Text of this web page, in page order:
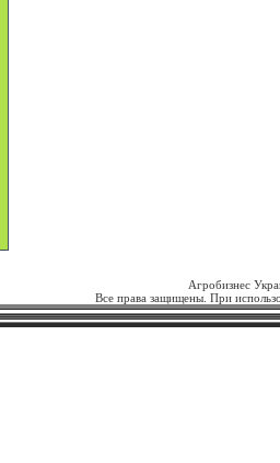
Агробизнес
Все права защищены. При